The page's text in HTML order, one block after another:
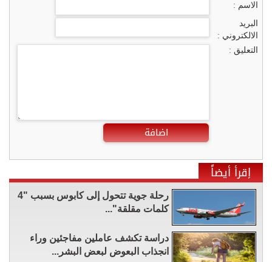
الاسم :
البريد
الالكتروني :
التعليق :
اضافة
إقرأ أيضاً
رحلة جوية تتحول إلى كابوس بسبب "4
كلمات مقلقة"...
دراسة تكشف عاملين مفاجئين وراء
انجذاب البعوض لبعض البشر...